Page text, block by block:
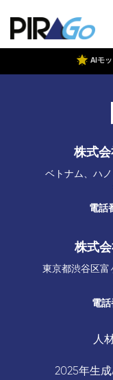
AIモ
株式
ベトナム、ハ
電話
株式
東京都渋谷区富
電話
人
2025年生